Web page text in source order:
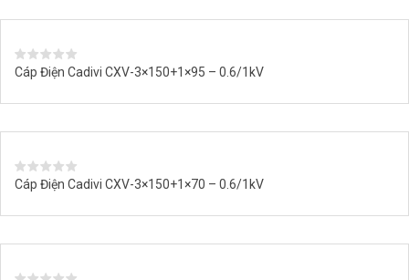
Cáp Điện Cadivi CXV-3×150+1×95 – 0.6/1kV
Cáp Điện Cadivi CXV-3×150+1×70 – 0.6/1kV